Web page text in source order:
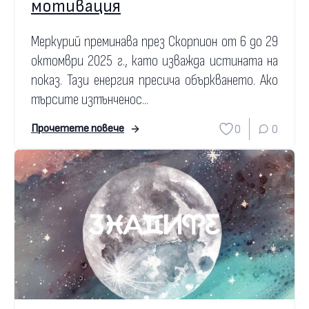
мотивация
Меркурий преминава през Скорпион от 6 до 29
октомври 2025 г., като изважда истината на
показ. Тази енергия пресича объркването. Ако
търсите изтънченос...
Прочетете повече 0 0